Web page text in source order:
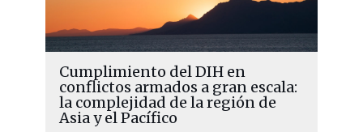
Cumplimiento del DIH en
conflictos armados a gran escala:
la complejidad de la región de
Asia y el Pacífico